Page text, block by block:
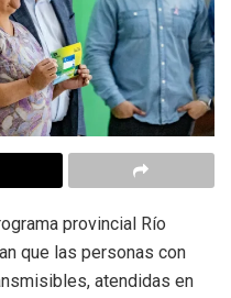
provincial Río
que las personas con
atendidas en